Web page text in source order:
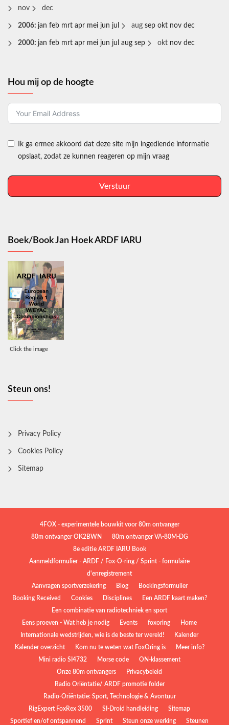
nov
dec
2006: jan feb mrt apr mei jun jul aug sep okt nov dec
2000: jan feb mrt apr mei jun jul aug sep okt nov dec
Hou mij op de hoogte
Ik ga ermee akkoord dat deze site mijn ingediende informatie
opslaat, zodat ze kunnen reageren op mijn vraag
Verstuur
Boek/Book Jan Hoek ARDF IARU
Click the image
Steun ons!
Privacy Policy
Cookies Policy
Sitemap
4FOX - experimentele bouwkit voor 80m ontvanger
80m ontvanger OK2BWN
80m ontvanger VA-80M-DG
8e editie ARDF IARU Book
Aanmeldformulier - ARDF / Fox-O-ring / Sprint - formulaire
d'enregistrement
Aanvragen sportverzekering
Blog
Boekingsformulier
Booking Received
Cookies Disciplines
Een ARDF kaart maken?
Een combinatie van radiotechniek en sport
Eens proeven - Wat heb je nodig
Events foxoring
Home
Internationale wedstrijden, wie is de beste ter wereld!
Kalender
Kalender overzicht
Kom nu te weten wat FoxOring is
Meer info?
Mini radio SI4732
Morse code
ON-klassement
Onze 80m ontvangers
Privacybeleid
Radio Oriëntatie/ ARDF promotie folder
Radio‑Oriëntatie: Sport, Technologie & Avontuur
RigExpert FoxRex 3500
SI-Droid handleiding
Sitemap
Sportief en/of ontspannend
Sprint Steun onze werking Steunen